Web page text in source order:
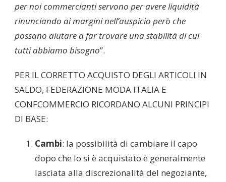
per noi commercianti servono per avere liquidità
rinunciando ai margini nell’auspicio però che
possano aiutare a far trovare una stabilità di cui
tutti abbiamo bisogno”.
PER IL CORRETTO ACQUISTO DEGLI ARTICOLI IN
SALDO, FEDERAZIONE MODA ITALIA E
CONFCOMMERCIO RICORDANO ALCUNI PRINCIPI
DI BASE:
Cambi: la possibilità di cambiare il capo
dopo che lo si è acquistato è generalmente
lasciata alla discrezionalità del negoziante,